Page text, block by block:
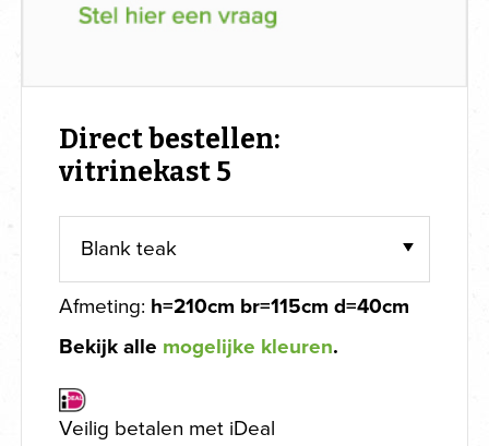
Direct bestellen:
vitrinekast 5
Afmeting: h=210cm br=115cm d=40cm
Bekijk alle mogelijke kleuren.
Veilig betalen met iDeal